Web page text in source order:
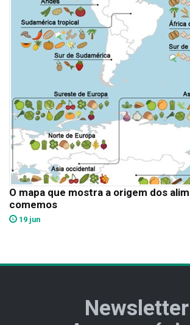
O mapa que mostra a origem dos
comemos
19 jun
Newsletter